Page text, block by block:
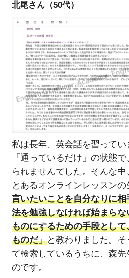
北尾さん（50代）
私は長年、英会話を習ってい
「通っているだけ」の状態
られませんでした。そんな
とあるオンラインレッスンの
言いたいことを自分なりに
法を勉強しなければ始まら
ものにするための手段とし
ものだ」と教わりました。
て検索しているうちに、森
のです。